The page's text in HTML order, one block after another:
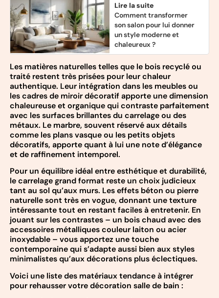
Lire la suite
Comment transformer
son salon pour lui donner
un style moderne et
chaleureux ?
Les matières naturelles telles que le bois recyclé ou
traité restent très prisées pour leur chaleur
authentique. Leur intégration dans les meubles ou
les cadres de miroir décoratif apporte une dimension
chaleureuse et organique qui contraste parfaitement
avec les surfaces brillantes du carrelage ou des
métaux. Le marbre, souvent réservé aux détails
comme les plans vasque ou les petits objets
décoratifs, apporte quant à lui une note d’élégance
et de raffinement intemporel.
Pour un équilibre idéal entre esthétique et durabilité,
le carrelage grand format reste un choix judicieux
tant au sol qu’aux murs. Les effets béton ou pierre
naturelle sont très en vogue, donnant une texture
intéressante tout en restant faciles à entretenir. En
jouant sur les contrastes – un bois chaud avec des
accessoires métalliques couleur laiton ou acier
inoxydable – vous apportez une touche
contemporaine qui s’adapte aussi bien aux styles
minimalistes qu’aux décorations plus éclectiques.
Voici une liste des matériaux tendance à intégrer
pour rehausser votre décoration salle de bain :